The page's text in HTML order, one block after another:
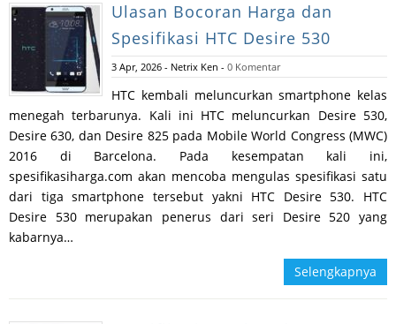
Ulasan Bocoran Harga dan
Spesifikasi HTC Desire 530
3 Apr, 2026 - Netrix Ken - 0 Komentar
HTC kembali meluncurkan smartphone kelas
menegah terbarunya. Kali ini HTC meluncurkan Desire 530,
Desire 630, dan Desire 825 pada Mobile World Congress (MWC)
2016 di Barcelona. Pada kesempatan kali ini,
spesifikasiharga.com akan mencoba mengulas spesifikasi satu
dari tiga smartphone tersebut yakni HTC Desire 530. HTC
Desire 530 merupakan penerus dari seri Desire 520 yang
kabarnya…
Selengkapnya